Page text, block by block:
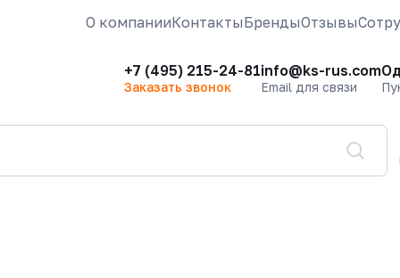
О компанииКонтактыБрендыОтзывы
+7 (495) 215-24-81
Заказать звонок
info@ks-rus.com
Email для связи